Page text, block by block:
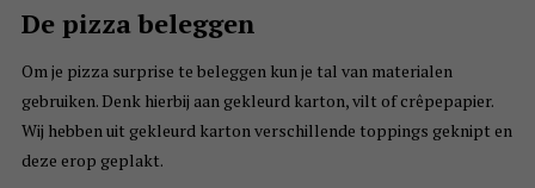
De pizza beleggen
Om je pizza surprise te beleggen kun je tal van materialen
gebruiken. Denk hierbij aan gekleurd karton, vilt of crêpepapier.
Wij hebben uit gekleurd karton verschillende toppings geknipt en
deze erop geplakt.